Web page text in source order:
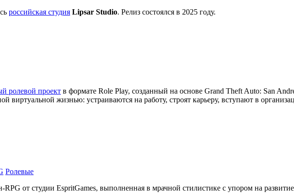
российская студия Lipsar Studio. Релиз состоялся в 2025 году.
ролевой проект в формате Role Play, созданный на основе Grand Theft Auto: San
виртуальной жизнью: устраиваются на работу, строят карьеру, вступают в
Ролевые
RPG от студии EspritGames, выполненная в мрачной стилистике с упором на